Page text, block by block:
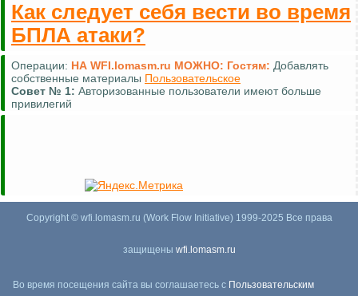
Как следует себя вести во время
БПЛА атаки?
Операции: НА WFI.lomasm.ru МОЖНО: Гостям: Добавлять
собственные материалы Пользовательское
Совет № 1: Авторизованные пользователи имеют больше
привилегий
Copyright © wfi.lomasm.ru (Work Flow Initiative) 1999-2025 Все права
защищены wfi.lomasm.ru
Во время посещения сайта вы соглашаетесь с Пользовательским